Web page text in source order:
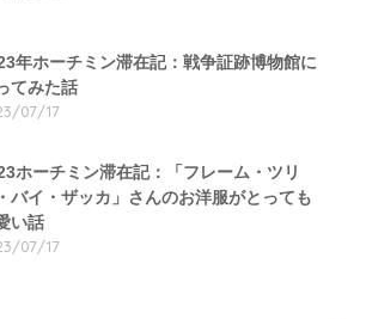
年ホーチミン滞在記：戦争証跡博物館に
てみた話
07/17
ホーチミン滞在記：「フレーム・ツリ
バイ・ザッカ」さんのお洋服がとっても
い話
07/17